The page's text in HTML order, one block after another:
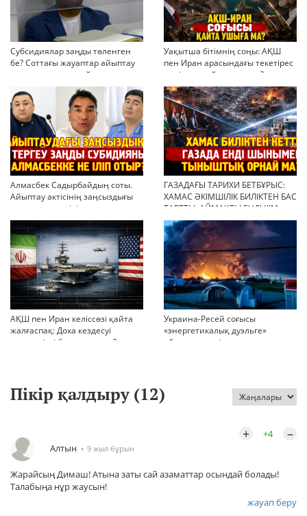
Субсидиялар заңды төленген
бе? Соттағы жауаптар айыптау
тұжырымдарын қайта қарауға
негіз бола ала ма?
Уақытша бітімнің соңы: АҚШ
пен Иран арасындағы текетірес
неліктен қайта ушықты?
Алмасбек Садырбайдың соты.
Айыптау актісінің заңсыздығы
мен қолдан өсірілген
миллиондар
ГАЗАДАҒЫ ТАРИХИ БЕТБҰРЫС:
ХАМАС ӘКІМШІЛІК БИЛІКТЕН БАС
ТАРТТЫ. АЙМАҚТЫ ЕНДІ КІМ
БАСҚАРАДЫ?
АҚШ пен Иран келіссөзі қайта
жалғаспақ: Доха кездесуі
шиеленісті бәсеңдете ме?
Украина-Ресей соғысы
«энергетикалық дуэльге»
айналып кетті
Пікір қалдыру (12)
Алтын 9 жыл бұрын
+ +4 –
Жарайсың Димаш! Атына заты сай азаматтар осындай болады!
Талабыңа нұр жаусын!
жауап беру